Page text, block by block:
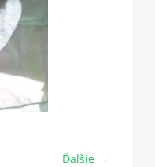
Ďalšie →